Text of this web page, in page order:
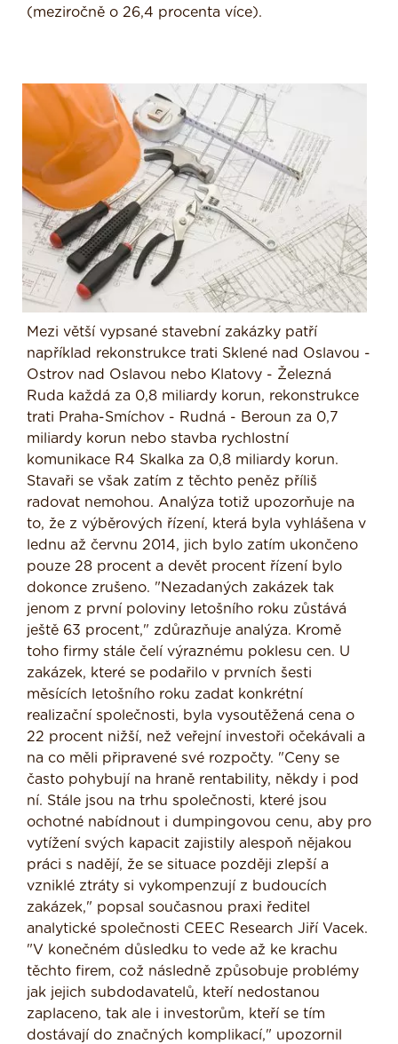
(meziročně o 26,4 procenta více).
Mezi větší vypsané stavební zakázky patří
například rekonstrukce trati Sklené nad Oslavou -
Ostrov nad Oslavou nebo Klatovy - Železná
Ruda každá za 0,8 miliardy korun, rekonstrukce
trati Praha-Smíchov - Rudná - Beroun za 0,7
miliardy korun nebo stavba rychlostní
komunikace R4 Skalka za 0,8 miliardy korun.
Stavaři se však zatím z těchto peněz příliš
radovat nemohou. Analýza totiž upozorňuje na
to, že z výběrových řízení, která byla vyhlášena v
lednu až červnu 2014, jich bylo zatím ukončeno
pouze 28 procent a devět procent řízení bylo
dokonce zrušeno. "Nezadaných zakázek tak
jenom z první poloviny letošního roku zůstává
ještě 63 procent," zdůrazňuje analýza. Kromě
toho firmy stále čelí výraznému poklesu cen. U
zakázek, které se podařilo v prvních šesti
měsících letošního roku zadat konkrétní
realizační společnosti, byla vysoutěžená cena o
22 procent nižší, než veřejní investoři očekávali a
na co měli připravené své rozpočty. "Ceny se
často pohybují na hraně rentability, někdy i pod
ní. Stále jsou na trhu společnosti, které jsou
ochotné nabídnout i dumpingovou cenu, aby pro
vytížení svých kapacit zajistily alespoň nějakou
práci s nadějí, že se situace později zlepší a
vzniklé ztráty si vykompenzují z budoucích
zakázek," popsal současnou praxi ředitel
analytické společnosti CEEC Research Jiří Vacek.
"V konečném důsledku to vede až ke krachu
těchto firem, což následně způsobuje problémy
jak jejich subdodavatelů, kteří nedostanou
zaplaceno, tak ale i investorům, kteří se tím
dostávají do značných komplikací," upozornil